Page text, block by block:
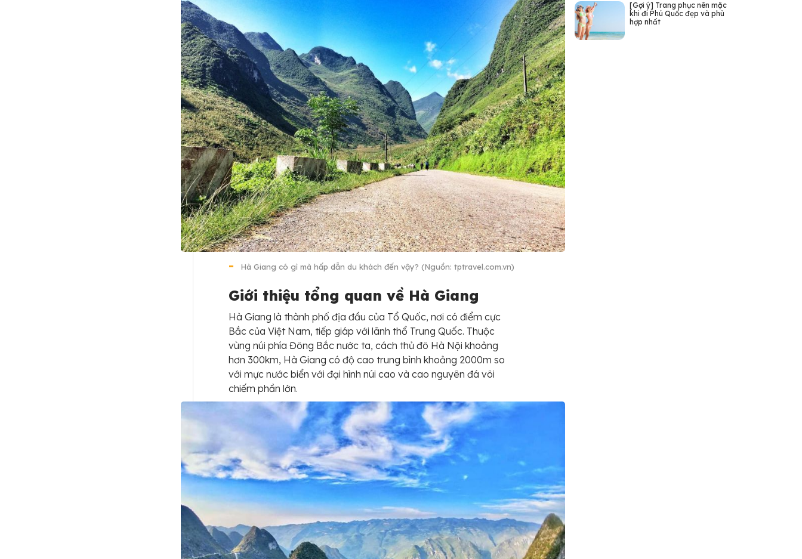
Hà Giang có gì mà hấp dẫn du khách đến vậy? (Nguồn: tptravel.com.vn)
Giới thiệu tổng quan về Hà Giang
Hà Giang là thành phố địa đầu của Tổ Quốc, nơi có điểm cực
Bắc của Việt Nam, tiếp giáp với lãnh thổ Trung Quốc. Thuộc
vùng núi phía Đông Bắc nước ta, cách thủ đô Hà Nội khoảng
hơn 300km, Hà Giang có độ cao trung bình khoảng 2000m so
với mực nước biển với đại hình núi cao và cao nguyên đá vôi
chiếm phần lớn.
[Gợi ý] Trang phục nên mặc
khi đi Phú Quốc đẹp và phù
hợp nhất